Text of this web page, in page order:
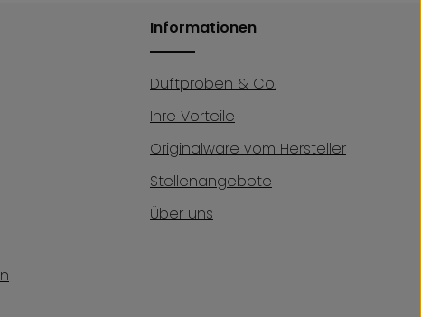
Informationen
Duftproben & Co.
Ihre Vorteile
Originalware vom Hersteller
Stellenangebote
Über uns